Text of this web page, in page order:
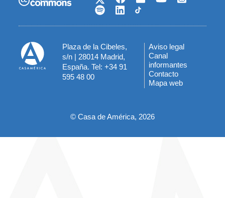
Plaza de la Cibeles,
s/n | 28014 Madrid,
España. Tel: +34 91
595 48 00
Menú
del
pie
Aviso legal
Canal
informantes
Contacto
Mapa web
© Casa de América, 2026